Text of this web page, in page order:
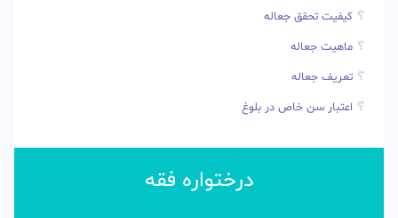
کیفیت تحقق جعاله
ماهیت جعاله
تعریف جعاله
اعتبار سن خاص در بلوغ
درختواره فقه